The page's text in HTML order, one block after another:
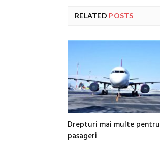
RELATED POSTS
Drepturi mai multe pentru
pasageri